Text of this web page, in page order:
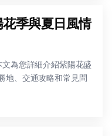
季與夏日風情
為您詳細介紹紫陽花盛
地、交通攻略和常見問